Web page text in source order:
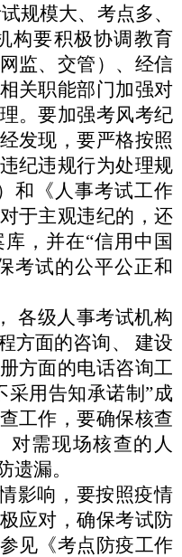
规模大、考点多、
构要积极协调教育
监、交管）、 经信
关职能部门加强对
。要加强考风考纪
发现，要严格按照
纪违规行为处理规
和《人事考试工作
于主观违纪的，还
，并在“信用中国
考试的公平公正和
各级人事考试机构
方面的咨询、
建设
方面的电话咨询工
采用告知承诺制”成
工作，要确保核查
对需现场核查的人
遗漏。
影响，要按照疫情
应对，确保考试防
见《考点 防疫工作